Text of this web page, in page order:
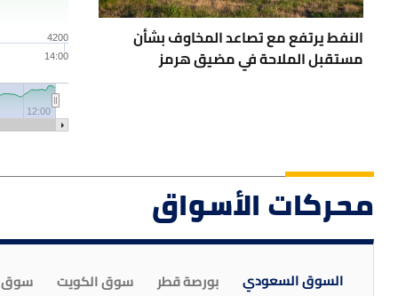
إيقاف
منذ 4 ساعات
أرباح إعمار العقارية
النفط
فاتك هذا
منذ 9 ساعات
14:00
12:00
4200
النفط يرتفع مع تصاعد المخاوف بشأن
مستقبل الملاحة في مضيق هرمز
محركات الأسواق
السوق السعودي بورصة قطر سوق الكويت سوق